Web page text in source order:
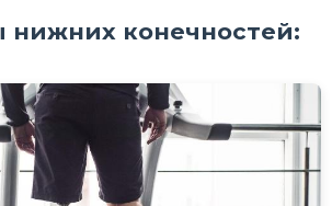
нижних конечностей: